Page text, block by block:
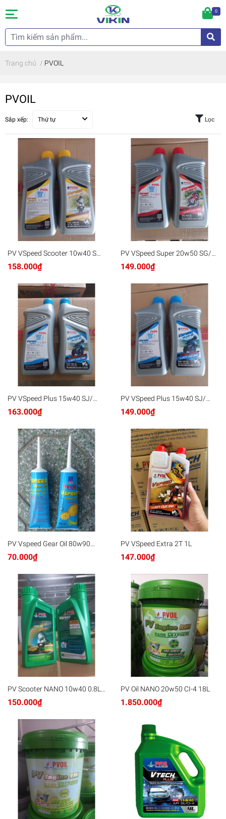
0
Trang chủ / PVOIL
PVOIL
Sắp xếp: Thứ tự Lọc
PV VSpeed Scooter 10w40 SM/
MB 0.8L x24
158.000₫
PV VSpeed Super 20w50 SG/
MA2 1L x24
149.000₫
PV VSpeed Plus 15w40 SJ/
MA2 1L x24
163.000₫
PV VSpeed Plus 15w40 SJ/
MA2 0.8L x24
149.000₫
PV Vspeed Gear Oil 80w90
120ml x12
70.000₫
PV VSpeed Extra 2T 1L
147.000₫
PV Scooter NANO 10w40 0.8L
×24
150.000₫
PV Oil NANO 20w50 CI-4 18L
1.850.000₫